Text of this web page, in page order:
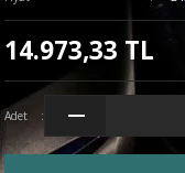
14.973,33 TL
Adet